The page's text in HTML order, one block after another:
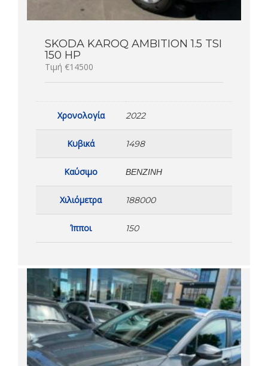
SKODA KAROQ AMBITION 1.5 TSI
150 HP
Τιμή €14500
Χρονολογία 2022
Κυβικά 1498
Καύσιμο ΒΕΝΖΊΝΗ
Χιλιόμετρα 188000
Ίπποι 150